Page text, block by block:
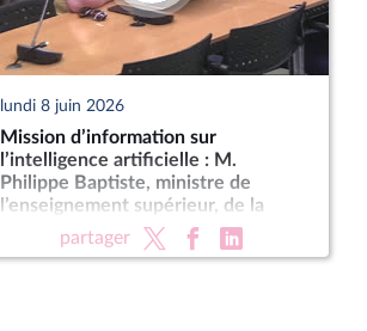
lundi 8 juin 2026
Mission d’information sur
l’intelligence artificielle : M.
Philippe Baptiste, ministre de
l’enseignement supérieur, de la
recherche et de l’espace
partager